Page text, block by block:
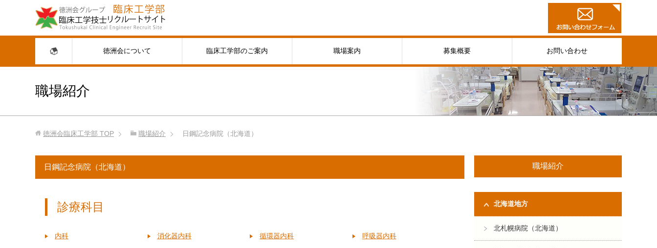
徳洲会について 臨床工学部のご案内 職場案内 募集概要 お問い合わせ
職場紹介
徳洲会臨床工学部 TOP 職場紹介 日鋼記念病院（北海道）
日鋼記念病院（北海道）
診療科目
内科 消化器内科 循環器内科 呼吸器内科
職場紹介
北海道地方
北札幌病院（北海道）